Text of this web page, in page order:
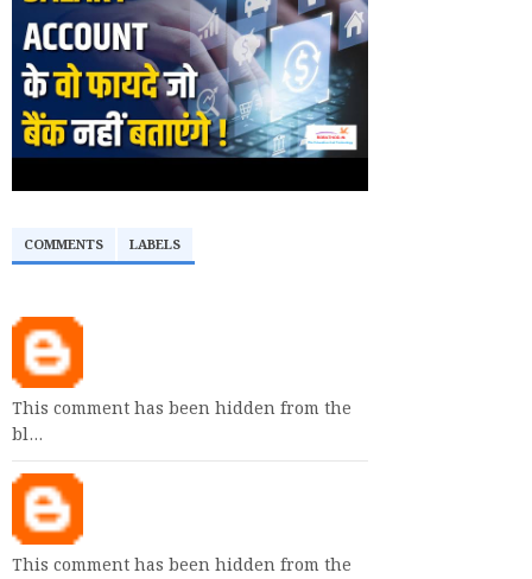
COMMENTS LABELS
This comment has been hidden from the
bl…
This comment has been hidden from the